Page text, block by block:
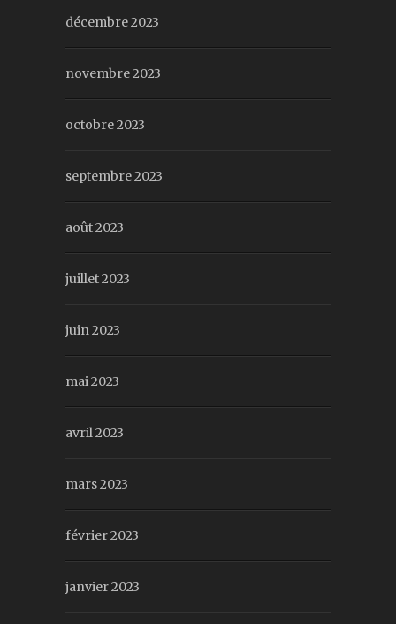
décembre 2023
novembre 2023
octobre 2023
septembre 2023
août 2023
juillet 2023
juin 2023
mai 2023
avril 2023
mars 2023
février 2023
janvier 2023